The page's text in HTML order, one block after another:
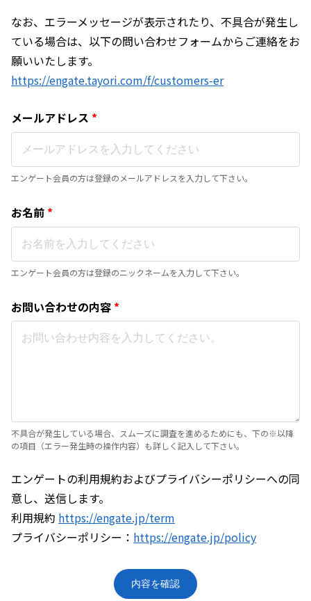
なお、エラーメッセージが表示されたり、不具合が発生し
ている場合は、以下の問い合わせフォームからご連絡をお
願いいたします。
https://engate.tayori.com/f/customers-er
メールアドレス *
エンゲート会員の方は登録のメールアドレスを入力して下さい。
お名前 *
エンゲート会員の方は登録のニックネームを入力して下さい。
お問い合わせの内容 *
不具合が発生している場合、スムーズに調査を進めるためにも、下の※以降
の項目（エラー発生時の操作内容）も詳しく記入して下さい。
エンゲートの利用規約およびプライバシーポリシーへの同
意し、送信します。
利用規約 https://engate.jp/term
プライバシーポリシー： https://engate.jp/policy
内容を確認